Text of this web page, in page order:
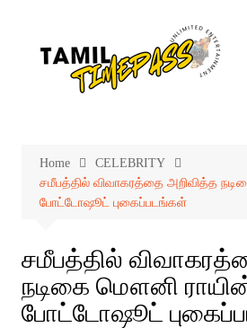
Home
CELEBRITY
சமீபத்தில் விவாகரத்தை அறிவித்த
போட்டோஷூட் புகைப்படங்கள்
சமீபத்தில்
நடிகை மௌனி
போட்டோஷூட்